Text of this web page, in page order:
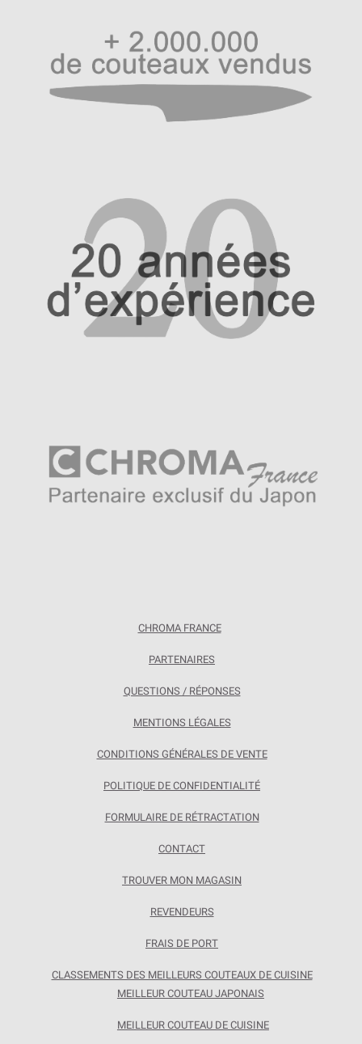
CHROMA FRANCE
PARTENAIRES
QUESTIONS / RÉPONSES
MENTIONS LÉGALES
CONDITIONS GÉNÉRALES DE VENTE
POLITIQUE DE CONFIDENTIALITÉ
FORMULAIRE DE RÉTRACTATION
CONTACT
TROUVER MON MAGASIN
REVENDEURS
FRAIS DE PORT
CLASSEMENTS DES MEILLEURS COUTEAUX DE CUISINE
MEILLEUR COUTEAU JAPONAIS
MEILLEUR COUTEAU DE CUISINE